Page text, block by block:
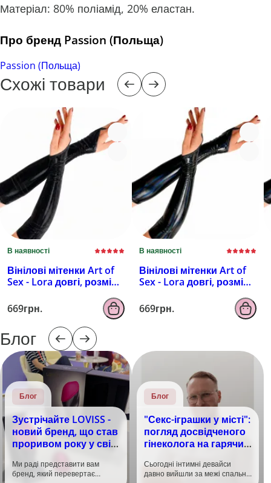
Матеріал: 80% поліамід, 20% еластан.
Про бренд Passion (Польща)
Passion (Польща)
Схожі товари
В наявності
Вінілові мітенки Art of
Sex - Lora довгі, розмір
ефектом мокрого
оксамиту
669грн.
В наявності
Вінілові мітенки Art of
Sex - Lora довгі, розмір
ефектом голограми
669грн.
Блог
Блог
Зустрічайте LOVISS -
новий бренд, що став
проривом року у світі
Ми раді представити вам
бренд, який перевертає
Блог
"Секс-іграшки у місті":
погляд досвідченого
гінеколога на гарячий
Сьогодні інтимні девайси
давно вийшли за межі спальні.